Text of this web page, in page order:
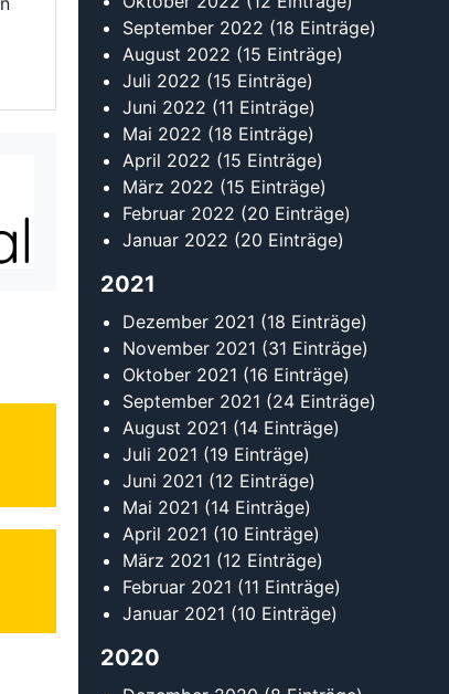
November 2021(31 Einträge)
Oktober 2021 (16 Einträge)
September 2021(24 Einträge)
August 2021(14 Einträge)
Juli 2021(19 Einträge)
Juni 2021(12 Einträge)
Mai 2021(14 Einträge)
April 2021(10 Einträge)
März 2021(12 Einträge)
Januar 2021
2020
Dezember 2020(8 Einträge)
November 2020 (7 Einträge)
Oktober 2020(7 Einträge)
September 2020(8 Einträge)
August 2020(12 Einträge)
Juli 2020 (3 Einträge)
Juni 2020 (11 Einträge)
Mai 2020(8 Einträge)
April 2020(8 Einträge)
März 2020(23 Einträge)
Januar 2020